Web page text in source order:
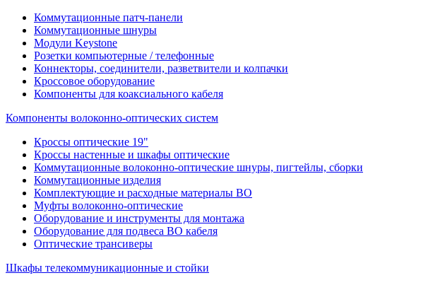
Коммутационные патч-панели
Коммутационные шнуры
Модули Keystone
Розетки компьютерные / телефонные
Коннекторы, соединители, разветвители и колпачки
Кроссовое оборудование
Компоненты для коаксиального кабеля
Компоненты волоконно-оптических систем
Кроссы оптические 19"
Кроссы настенные и шкафы оптические
Коммутационные волоконно-оптические шнуры, пигтейлы, сборки
Коммутационные изделия
Комплектующие и расходные материалы ВО
Муфты волоконно-оптические
Оборудование и инструменты для монтажа
Оборудование для подвеса ВО кабеля
Оптические трансиверы
Шкафы телекоммуникационные и стойки